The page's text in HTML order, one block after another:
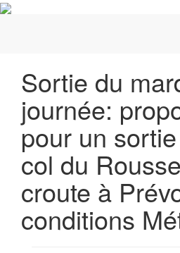
Sortie du
journée:
pour un
col du
croute à
conditions